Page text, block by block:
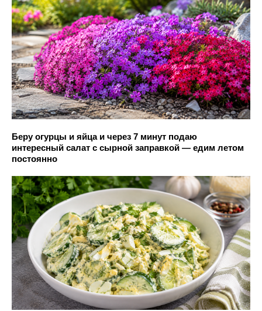
Беру огурцы и яйца и через 7 минут подаю
интересный салат с сырной заправкой — едим летом
постоянно